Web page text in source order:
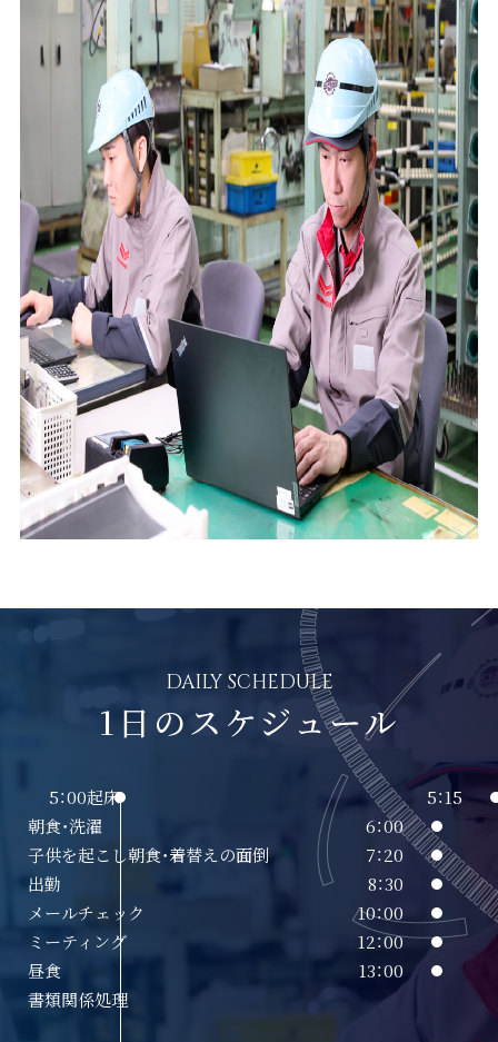
DAILY SCHEDULE
1日のスケジュール
5：00起床
5：15
朝食・洗濯
6：00
子供を起こし朝食・着替えの面倒
7：20
出勤
8：30
メールチェック
10：00
ミーティング
12：00
昼食
13：00
書類関係処理